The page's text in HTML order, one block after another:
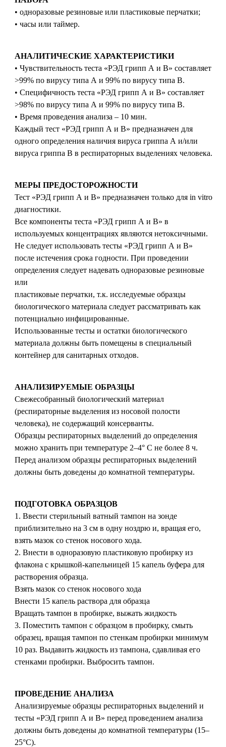
• одноразовые резиновые или пластиковые перчатки;
• часы или таймер.
АНАЛИТИЧЕСКИЕ ХАРАКТЕРИСТИКИ
• Чувствительность теста «РЭД грипп А и В» составляет
>99% по вирусу типа А и 99% по вирусу типа В.
• Специфичность теста «РЭД грипп А и В» составляет
>98% по вирусу типа А и 99% по вирусу типа В.
• Время проведения анализа – 10 мин.
Каждый тест «РЭД грипп А и В» предназначен для
одного определения наличия вируса гриппа А и/или
вируса гриппа В в респираторных выделениях человека.
МЕРЫ ПРЕДОСТОРОЖНОСТИ
Тест «РЭД грипп А и В» предназначен только для in vitro
диагностики.
Все компоненты теста «РЭД грипп А и В» в
используемых концентрациях являются нетоксичными.
Не следует использовать тесты «РЭД грипп А и В»
после истечения срока годности. При проведении
определения следует надевать одноразовые резиновые
или
пластиковые перчатки, т.к. исследуемые образцы
биологического материала следует рассматривать как
потенциально инфицированные.
Использованные тесты и остатки биологического
материала должны быть помещены в специальный
контейнер для санитарных отходов.
АНАЛИЗИРУЕМЫЕ ОБРАЗЦЫ
Свежесобранный биологический материал
(респираторные выделения из носовой полости
человека), не содержащий консерванты.
Образцы респираторных выделений до определения
можно хранить при температуре 2–4° С не более 8 ч.
Перед анализом образцы респираторных выделений
должны быть доведены до комнатной температуры.
ПОДГОТОВКА ОБРАЗЦОВ
1. Ввести стерильный ватный тампон на зонде
приблизительно на 3 см в одну ноздрю и, вращая его,
взять мазок со стенок носового хода.
2. Внести в одноразовую пластиковую пробирку из
флакона с крышкой-капельницей 15 капель буфера для
растворения образца.
Взять мазок со стенок носового хода
Внести 15 капель раствора для образца
Вращать тампон в пробирке, выжать жидкость
3. Поместить тампон с образцом в пробирку, смыть
образец, вращая тампон по стенкам пробирки минимум
10 раз. Выдавить жидкость из тампона, сдавливая его
стенками пробирки. Выбросить тампон.
ПРОВЕДЕНИЕ АНАЛИЗА
Анализируемые образцы респираторных выделений и
тесты «РЭД грипп А и В» перед проведением анализа
должны быть доведены до комнатной температуры (15–
25°С).